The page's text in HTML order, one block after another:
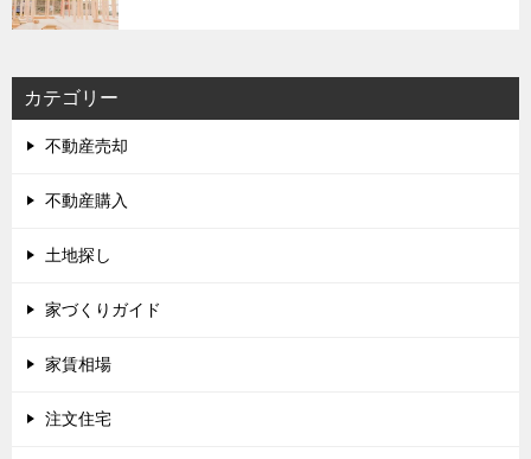
カテゴリー
不動産売却
不動産購入
土地探し
家づくりガイド
家賃相場
注文住宅